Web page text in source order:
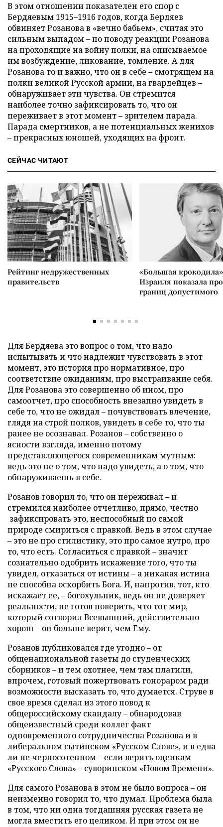
В этом отношении показателен его спор с
Бердяевым 1915–1916 годов, когда Бердяев
обвиняет Розанова в «вечно бабьем», считая это
сильным выпадом – по поводу реакции Розанова
на проходящие на войну полки, на описываемое
им возбуждение, ликование, томление. А для
Розанова то и важно, что он в себе – смотрящем на
полки великой Русской армии, на гвардейцев –
обнаруживает эти чувства. Он стремится
наиболее точно зафиксировать то, что он
переживает в этот момент – зрителем парада.
Парада смертников, а не потенциальных женихов
– прекрасных юношей, уходящих на фронт.
СЕЙЧАС ЧИТАЮТ
Рейтинг недружественных
правительств
«Большая
Израиля показала
границ допустимого
Для Бердяева это вопрос о том, что надо
испытывать и что надлежит чувствовать в этот
момент, это история про нормативное, про
соответствие ожиданиям, про выстраивание себя.
Для Розанова это совершенно об ином, про
самоотчет, про способность внезапно увидеть в
себе то, что не ожидал – почувствовать влечение,
глядя на строй полков, увидеть в себе то, что ты
ранее не осознавал. Розанов – собственно о
ясности взгляда, именно потому
представляющегося современникам мутным:
ведь это не о том, что надо увидеть, а о том, что
обнаруживаешь в себе.
Розанов говорил то, что он переживал – и
стремился наиболее отчетливо, прямо, честно
зафиксировать это, неспособный по самой
природе смириться с правкой. Ведь в этом случае
– это не про стилистику, это про самое нутро, про
то, что есть. Согласиться с правкой – значит
сознательно одобрить искажение того, что ты
увидел, отказаться от истины – а никакая истина
не способна оскорбить Бога. И, напротив, тот, кто
искажает ее, – богохульник, ведь он не доверяет
реальности, не готов поверить, что тот мир,
который сотворил Всевышний, действительно
хорош – он больше верит, чем Ему.
Розанов публиковался где угодно – от
общенациональной газеты до студенческих
сборников – и тем охотнее, чем там платили,
впрочем, готовый пожертвовать гонораром ради
возможности высказать то, что думается. Струве в
свое время сделал из этого повод к
общероссийскому скандалу – обнародовав
общеизвестный среди коллег факт
одновременного сотрудничества Розанова и в
либеральном сытинском «Русском Слове», и в едва
ли не черносотенном – если верить оценкам
«Русского Слова» – суворинском «Новом Времени».
Для самого Розанова в этом не было вопроса – он
неизменно говорил то, что думал. Проблема была
в том, что ни одна тогдашняя русская газета не
могла вместить его целиком. И при этом он не